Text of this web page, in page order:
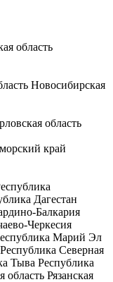
область
Новосибирская
область
край
Дагестан
Балкария
Черкесия
Марий Эл
Республика Северная
Тыва Республика
область Рязанская